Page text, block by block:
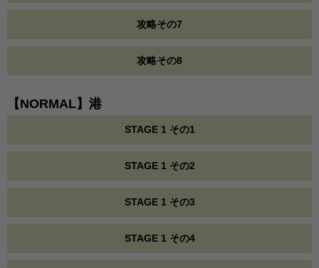
攻略その7
攻略その8
【NORMAL】港
STAGE 1 その1
STAGE 1 その2
STAGE 1 その3
STAGE 1 その4